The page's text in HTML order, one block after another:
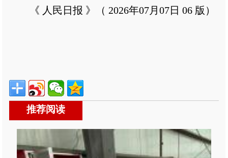
《 人民日报 》（ 2026年07月07日 06 版）
推荐阅读